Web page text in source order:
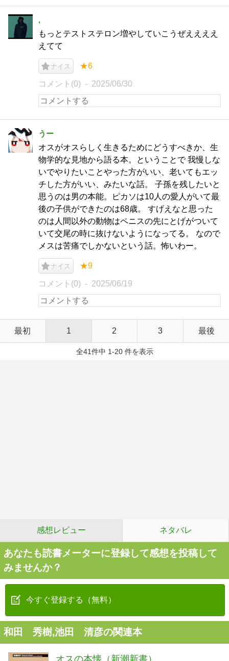
,
もっとテストステロン増やしていこうぜええええ
えてて
ナイス ★6
コメント(0) 2025/06/30
うー
オスがオスらしく生きるためにどうすべきか、生
物学的な見地から語る本。ということで 我慢しな
いでやりたいことやった方がいい、老いてもエッ
チした方がいい、みたいな話。 子孫を残したいと
思うのは男の本能。ピカソは10人の愛人がいて最
後の子供ができたのは68歳。 すげえなと思った
のは人間以外の動物はペニスの先にとげがついて
いて交尾の時に抜けないようになってる。 なので
メスは苦痛でしかないという話。怖いわー。
ナイス ★9
コメント(0) 2025/06/19
最初 1 2 3 最後
全41件中 1-20 件を表示
感想レビュー ネタバレ
あなたも読書メーターに登録して感想を投稿して
みませんか？
今すぐ登録する（無料）
和田 秀樹,池田 清彦の関連本
オスの本懐（新潮新書）